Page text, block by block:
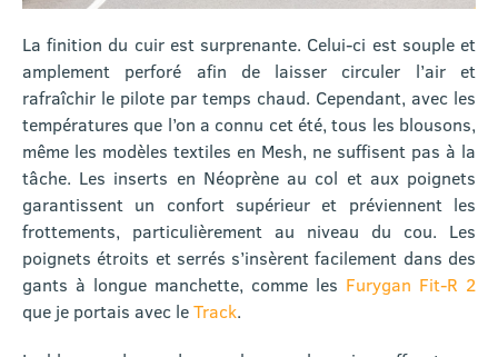
La finition du cuir est surprenante. Celui-ci est souple et
amplement perforé afin de laisser circuler l’air et
rafraîchir le pilote par temps chaud. Cependant, avec les
températures que l’on a connu cet été, tous les blousons,
même les modèles textiles en Mesh, ne suffisent pas à la
tâche. Les inserts en Néoprène au col et aux poignets
garantissent un confort supérieur et préviennent les
frottements, particulièrement au niveau du cou. Les
poignets étroits et serrés s’insèrent facilement dans des
gants à longue manchette, comme les Furygan Fit-R 2
que je portais avec leTrack.